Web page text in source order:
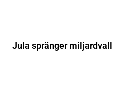
Jula spränger miljardvall